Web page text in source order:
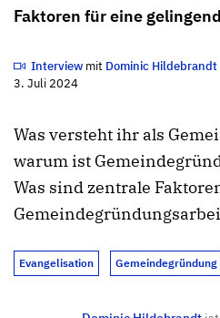
Faktoren für eine
Interviewmit Dominic Hildebrandt
3. Juli 2024
Was versteht ihr als
warum ist
Was sind zentrale
Evangelisation Gemeindegründung